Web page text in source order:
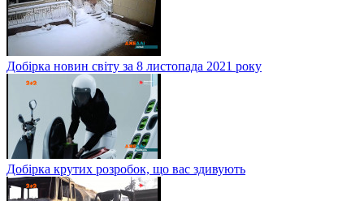
Добірка новин світу за 8 листопада 2021 року
Добірка крутих розробок, що вас здивують